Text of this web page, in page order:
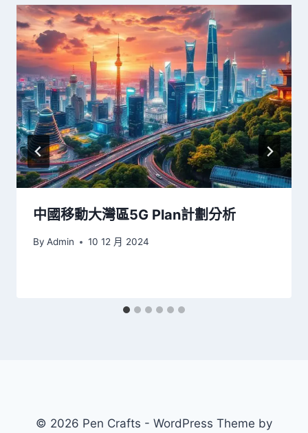
中國移動大灣區5G Plan計劃分析
By Admin 10 12 月 2024
© 2026 Pen Crafts - WordPress Theme by